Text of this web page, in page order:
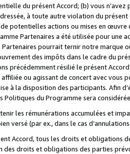
du présent Accord; (b) vous
à toute autre violation du
potentielles actions ou mises en
Partenaires a été utilisée pour une
pourrait ternir notre marque
des impôts dans le cadre du
précédemment résilié le présent
ou agissant de concert avec vous
à la disposition des participants. Afin
Politiques du Programme sera
les rémunérations accumulées et
versé (par ex., dans le cas
Accord, tous les droits et obligations
des droits et obligations des parties